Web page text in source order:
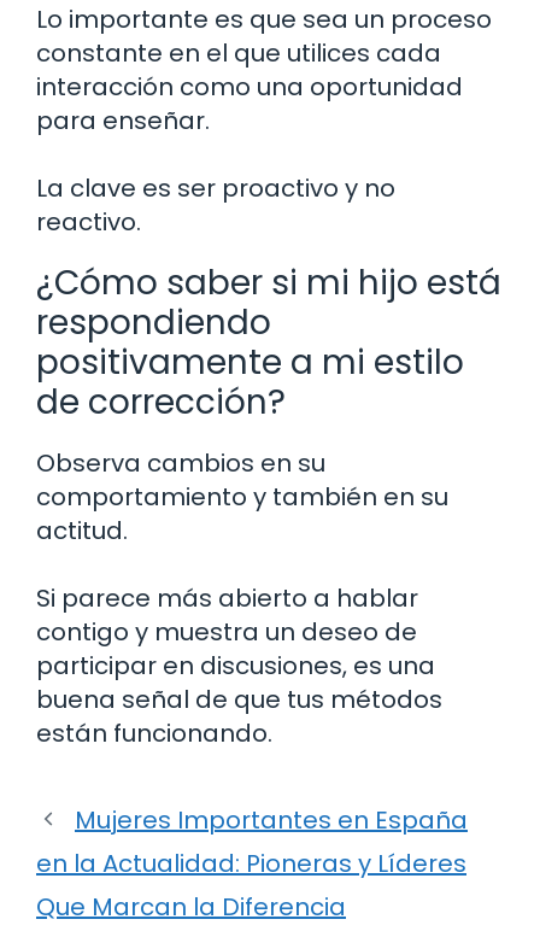
Lo importante es que sea un proceso
constante en el que utilices cada
interacción como una oportunidad
para enseñar.
La clave es ser proactivo y no
reactivo.
¿Cómo saber si mi hijo está
respondiendo
positivamente a mi estilo
de corrección?
Observa cambios en su
comportamiento y también en su
actitud.
Si parece más abierto a hablar
contigo y muestra un deseo de
participar en discusiones, es una
buena señal de que tus métodos
están funcionando.
Mujeres Importantes en España
en la Actualidad: Pioneras y Líderes
Que Marcan la Diferencia